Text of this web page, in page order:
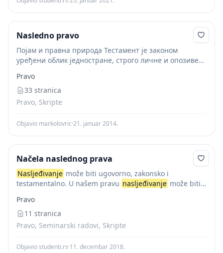
Nasledno pravo
Појам и правна природа Тестамент је законом
уређени облик једностране, строго личне и опозиве
расподелу своје имовине за случај смрти...
Pravo
33 stranica
Pravo, Skripte
Objavio markolovric·21. januar 2014.
Načela naslednog prava
Nasljeđivanje može biti ugovorno, zakonsko i
testamentalno. U našem pravu nasljeđivanje može biti
ili singularnog nasleđivanja. ( Singularna sukcesija;
Testamentalno nasleđivanje;...
Pravo
11 stranica
Pravo, Seminarski radovi, Skripte
Objavio studenti.rs·11. decembar 2018.